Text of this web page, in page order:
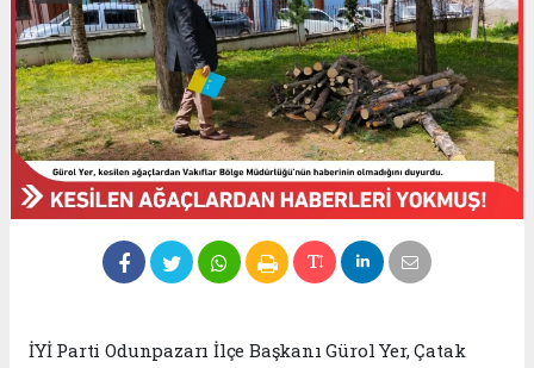
İYİ Parti Odunpazarı İlçe Başkanı Gürol Yer, Çatak